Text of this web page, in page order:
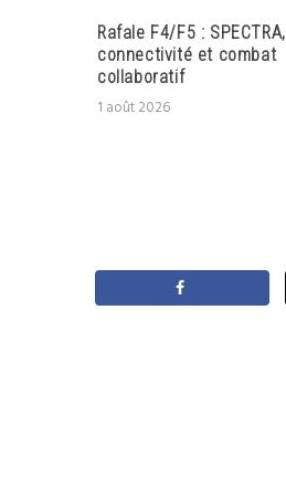
Rafale F4/F5 : SPECTRA,
connectivité et combat
collaboratif
1 août 2026